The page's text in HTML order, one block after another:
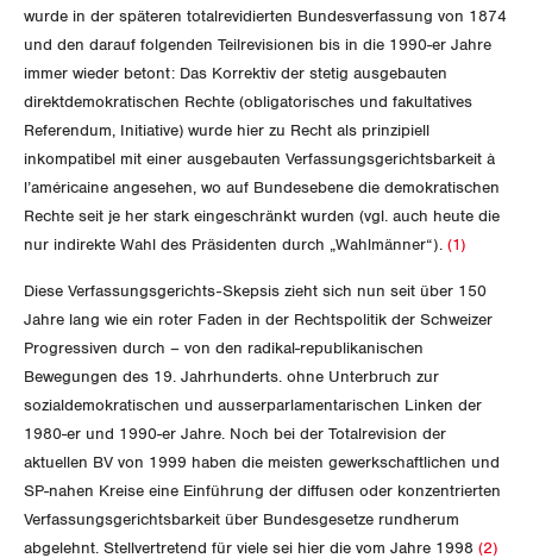
NEWSLETTER
BROSCHÜREN/BÜCHER
Bestellformular
Vorstand
Queer-Kommission
Rentner:innen-Kommission
ZENTRALSEKRETARIAT
KANTONALE BÜNDE
Aargau
Beide Basel
Freiburg
Genf
Glarus
Graubünden
Jura
ANGESCHLOSSENE VERBÄNDE
OFFENE STELLEN
Artikel
Medienmitteilungen
Dossier
Vernehmlassungen
Blog
Blog Daniel Lampart
Der Europa-Blog
Kontakt
wurde in der späteren totalrevidierten Bundesverfassung von 1874
und den darauf folgenden Teilrevisionen bis in die 1990-er Jahre
immer wieder betont: Das Korrektiv der stetig ausgebauten
direktdemokratischen Rechte (obligatorisches und fakultatives
Referendum, Initiative) wurde hier zu Recht als prinzipiell
inkompatibel mit einer ausgebauten Verfassungsgerichtsbarkeit à
l’américaine angesehen, wo auf Bundesebene die demokratischen
Rechte seit je her stark eingeschränkt wurden (vgl. auch heute die
nur indirekte Wahl des Präsidenten durch „Wahlmänner“). (1)
Diese Verfassungsgerichts-Skepsis zieht sich nun seit über 150
Jahre lang wie ein roter Faden in der Rechtspolitik der Schweizer
Progressiven durch – von den radikal-republikanischen
Bewegungen des 19. Jahrhunderts. ohne Unterbruch zur
sozialdemokratischen und ausserparlamentarischen Linken der
1980-er und 1990-er Jahre. Noch bei der Totalrevision der
aktuellen BV von 1999 haben die meisten gewerkschaftlichen und
SP-nahen Kreise eine Einführung der diffusen oder konzentrierten
Verfassungsgerichtsbarkeit über Bundesgesetze rundherum
abgelehnt. Stellvertretend für viele sei hier die vom Jahre 1998 (2)